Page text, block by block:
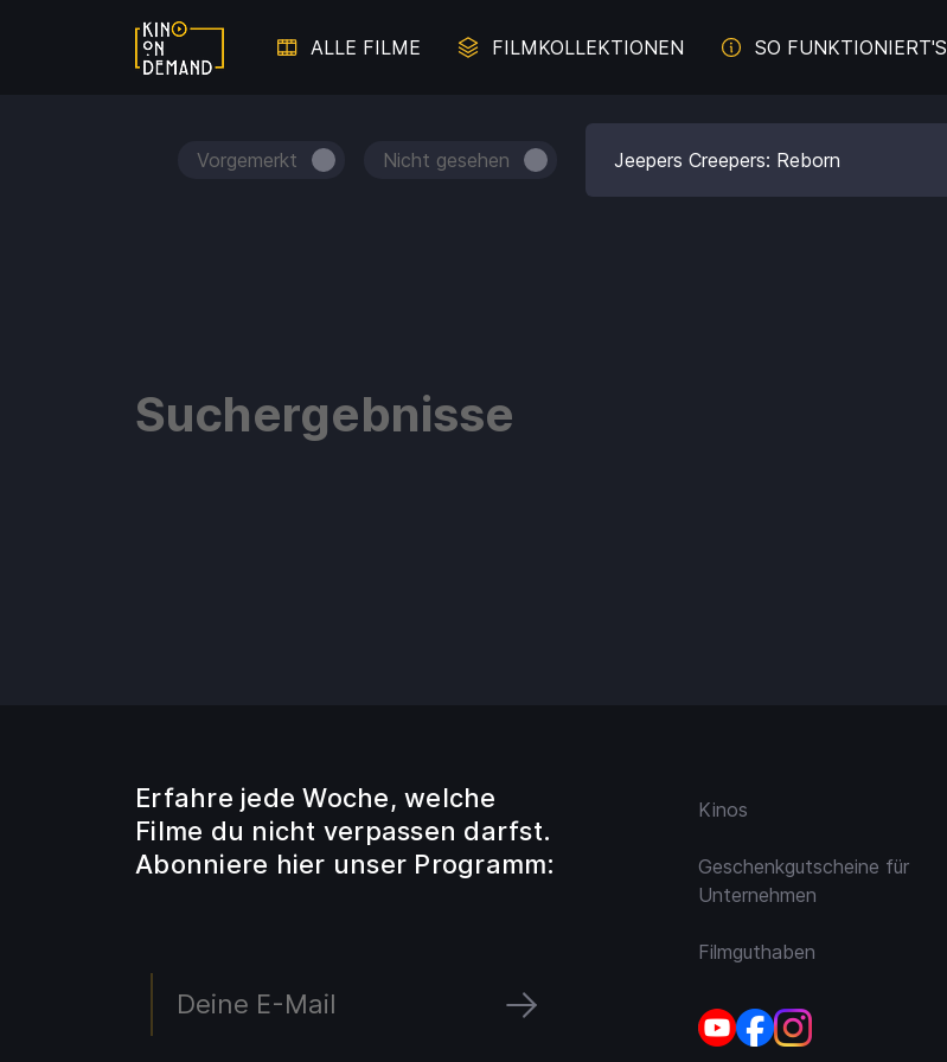
ALLE FILME FILMKOLLEKTIONEN SO FUNKTIONIERT'S
Vorgemerkt Nicht gesehen
Suchergebnisse
Erfahre jede Woche, welche
Filme du nicht verpassen darfst.
Abonniere hier unser Programm:
Kinos
Geschenkgutscheine für
Unternehmen
Filmguthaben